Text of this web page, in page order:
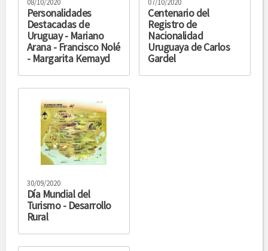
Personalidades
Destacadas de
Uruguay - Mariano
Arana - Francisco Nolé
- Margarita Kemayd
Centenario del
Registro de
Nacionalidad
Uruguaya de Carlos
Gardel
30/09/2020
Día Mundial del
Turismo - Desarrollo
Rural